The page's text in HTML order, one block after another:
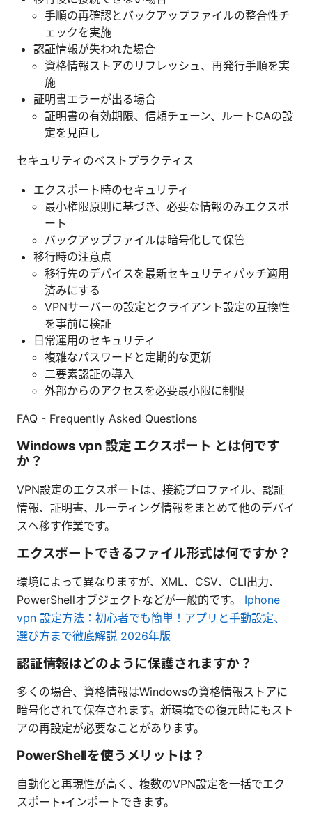
手順の再確認とバックアップファイルの整合性チ
ェックを実施
認証情報が失われた場合
資格情報ストアのリフレッシュ、再発行手順を実
施
証明書エラーが出る場合
証明書の有効期限、信頼チェーン、ルートCAの設
定を見直し
セキュリティのベストプラクティス
エクスポート時のセキュリティ
最小権限原則に基づき、必要な情報のみエクスポ
ート
バックアップファイルは暗号化して保管
移行時の注意点
移行先のデバイスを最新セキュリティパッチ適用
済みにする
VPNサーバーの設定とクライアント設定の互換性
を事前に検証
日常運用のセキュリティ
複雑なパスワードと定期的な更新
二要素認証の導入
外部からのアクセスを必要最小限に制限
FAQ - Frequently Asked Questions
Windows vpn 設定 エクスポート とは何です
か？
VPN設定のエクスポートは、接続プロファイル、認証
情報、証明書、ルーティング情報をまとめて他のデバイ
スへ移す作業です。
エクスポートできるファイル形式は何ですか？
環境によって異なりますが、XML、CSV、CLI出力、
PowerShellオブジェクトなどが一般的です。 Iphone
vpn 設定方法：初心者でも簡単！アプリと手動設定、
選び方まで徹底解説 2026年版
認証情報はどのように保護されますか？
多くの場合、資格情報はWindowsの資格情報ストアに
暗号化されて保存されます。新環境での復元時にもスト
アの再設定が必要なことがあります。
PowerShellを使うメリットは？
自動化と再現性が高く、複数のVPN設定を一括でエク
スポート・インポートできます。